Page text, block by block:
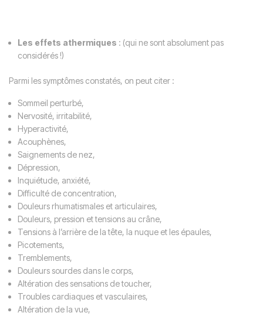
Les effets athermiques : (qui ne sont absolument pas
considérés !)
Parmi les symptômes constatés, on peut citer :
Sommeil perturbé,
Nervosité, irritabilité,
Hyperactivité,
Acouphènes,
Saignements de nez,
Dépression,
Inquiétude, anxiété,
Difficulté de concentration,
Douleurs rhumatismales et articulaires,
Douleurs, pression et tensions au crâne,
Tensions à l’arrière de la tête, la nuque et les épaules,
Picotements,
Tremblements,
Douleurs sourdes dans le corps,
Altération des sensations de toucher,
Troubles cardiaques et vasculaires,
Altération de la vue,